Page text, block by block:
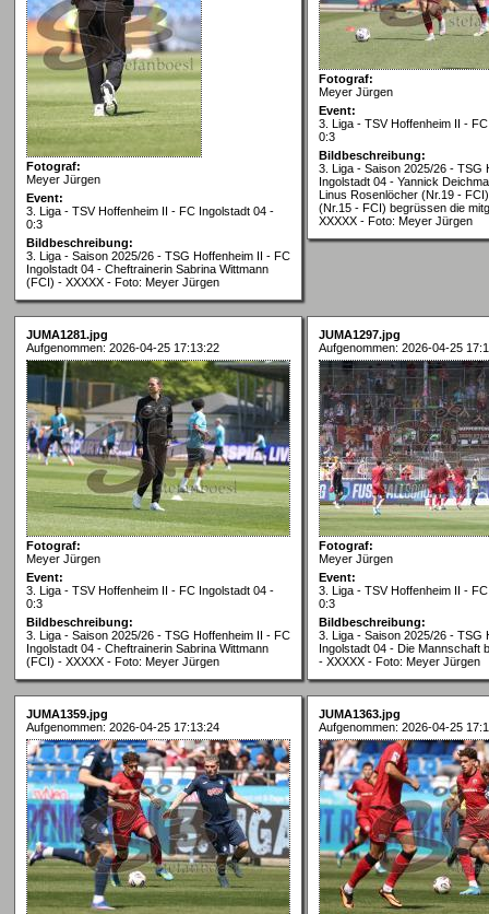
Fotograf:
Meyer Jürgen
Event:
3. Liga - TSV Hoffenheim II - FC Ingolstadt 04 -
0:3
Bildbeschreibung:
3. Liga - Saison 2025/26 - TSG Hoffenheim II - FC
Ingolstadt 04 - Cheftrainerin Sabrina Wittmann
(FCI) - XXXXX - Foto: Meyer Jürgen
Fotograf:
Meyer Jürgen
Event:
3. Liga - TSV Hoffenheim II -
0:3
Bildbeschreibung:
3. Liga - Saison 2025/26 - TSG
Ingolstadt 04 - Yannick
Linus Rosenlöcher (Nr.19 -
(Nr.15 - FCI) begrüssen die
XXXXX - Foto: Meyer Jürgen
JUMA1281.jpg
Aufgenommen: 2026-04-25 17:13:22
Fotograf:
Meyer Jürgen
Event:
3. Liga - TSV Hoffenheim II - FC Ingolstadt 04 -
0:3
Bildbeschreibung:
3. Liga - Saison 2025/26 - TSG Hoffenheim II - FC
Ingolstadt 04 - Cheftrainerin Sabrina Wittmann
(FCI) - XXXXX - Foto: Meyer Jürgen
JUMA1297.jpg
Aufgenommen: 2026-04-25
Fotograf:
Meyer Jürgen
Event:
3. Liga - TSV Hoffenheim II -
0:3
Bildbeschreibung:
3. Liga - Saison 2025/26 - TSG
Ingolstadt 04 - Die Mannschaft
- XXXXX - Foto: Meyer Jürgen
JUMA1359.jpg
Aufgenommen: 2026-04-25 17:13:24
JUMA1363.jpg
Aufgenommen: 2026-04-25